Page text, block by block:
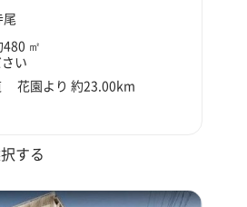
480 ㎡
い
花園より 約23.00km
する